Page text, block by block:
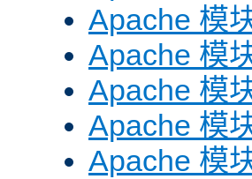
Apache 模
Apache 模
Apache 模
Apache 模
Apache 模